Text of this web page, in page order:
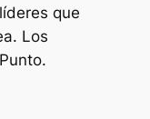
que
Los